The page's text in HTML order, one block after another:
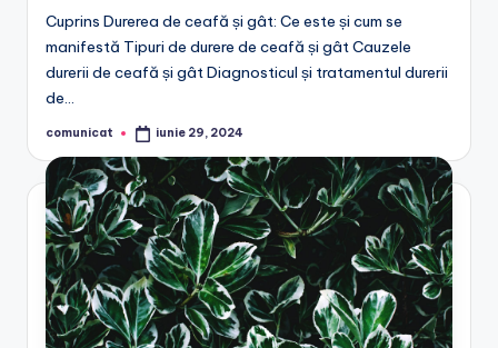
Cuprins Durerea de ceafă și gât: Ce este și cum se
manifestă Tipuri de durere de ceafă și gât Cauzele
durerii de ceafă și gât Diagnosticul și tratamentul durerii
de…
Posted
comunicat iunie 29, 2024